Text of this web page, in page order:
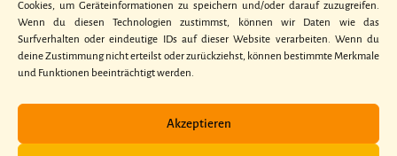
Cookies, um Geräteinformationen zu speichern und/oder darauf zuzugreifen.
Wenn du diesen Technologien zustimmst, können wir Daten wie das
Surfverhalten oder eindeutige IDs auf dieser Website verarbeiten. Wenn du
deine Zustimmung nicht erteilst oder zurückziehst, können bestimmte Merkmale
und Funktionen beeinträchtigt werden.
Akzeptieren
Kontakt